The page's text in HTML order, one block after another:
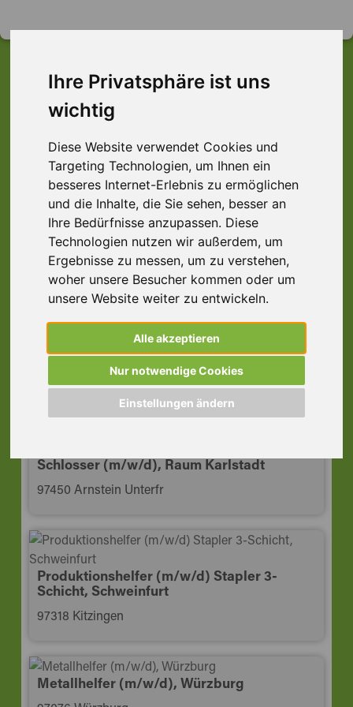
Ihre Privatsphäre ist uns
wichtig
Diese Website verwendet Cookies und
Targeting Technologien, um Ihnen ein
besseres Internet-Erlebnis zu ermöglichen
und die Inhalte, die Sie sehen, besser an
Ihre Bedürfnisse anzupassen. Diese
Technologien nutzen wir außerdem, um
Ergebnisse zu messen, um zu verstehen,
woher unsere Besucher kommen oder um
unsere Website weiter zu entwickeln.
Alle akzeptieren
Nur notwendige Cookies
Einstellungen ändern
Dieser Job ist leider
nicht mehr verfügbar ...
... aber vielleicht ist hier etwas dabei:
Metallhelfer (m/w/d), Kitzingen
97318 Kitzingen
Schweißer (m/w/d) MAG WIG Stahl Alu,
Raum Arnstein
97450 Arnstein Unterfr
Schlosser (m/w/d), Raum Karlstadt
97450 Arnstein Unterfr
Produktionshelfer (m/w/d) Stapler 3-
Schicht, Schweinfurt
97318 Kitzingen
Metallhelfer (m/w/d), Würzburg